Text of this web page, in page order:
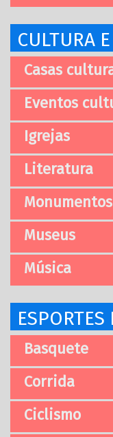
CULTURA
Casas
Eventos
Igrejas
Literatura
Museus
Música
Basquete
Corrida
Ciclismo